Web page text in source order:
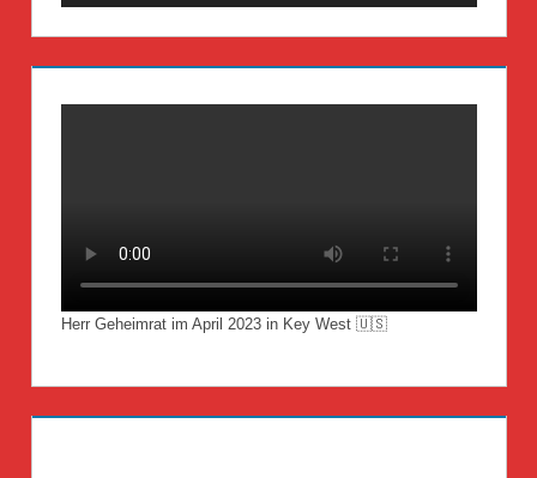
Herr Geheimrat im April 2023 in Key West 🇺🇸